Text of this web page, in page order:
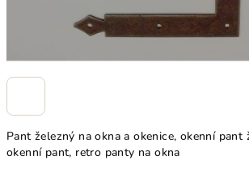
Pant železný na okna a okenice, okenní pant
okenní pant, retro panty na okna